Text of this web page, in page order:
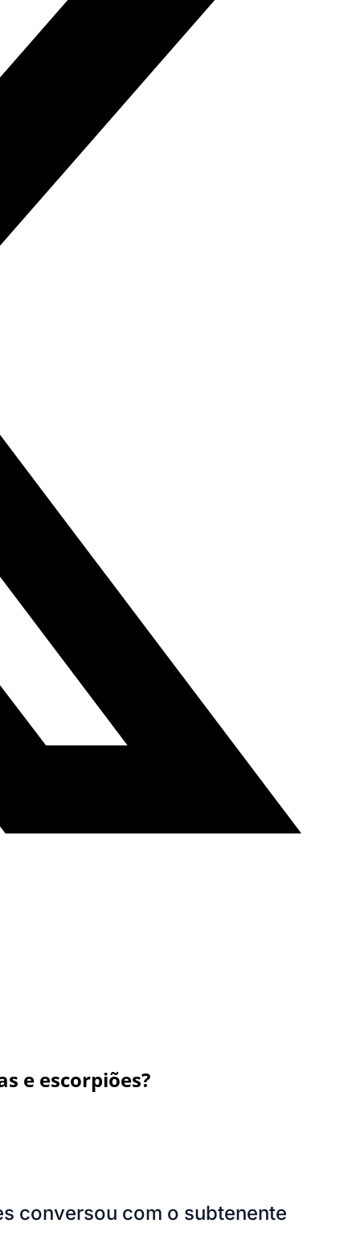
e escorpiões?
conversou com o subtenente